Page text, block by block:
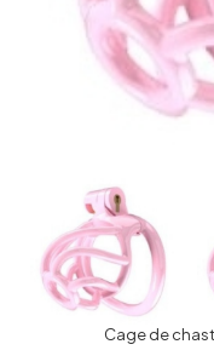
Cage de